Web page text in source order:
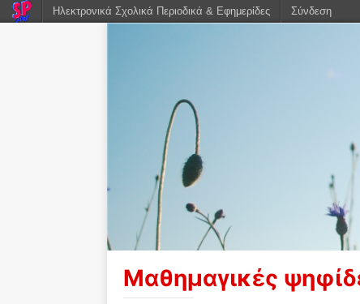
Μαθημαγικές
Ηλεκτρονικά Σχολικά Περιοδικά & Εφημερίδες Σύνδεση